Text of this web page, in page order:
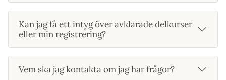
Kan jag få ett intyg över avklarade delkurser
eller min registrering?
Vem ska jag kontakta om jag har frågor?